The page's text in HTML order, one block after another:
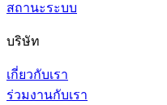
สถานะระบบ
บริษัท
เกี่ยวกับเรา
ร่วมงานกับเรา